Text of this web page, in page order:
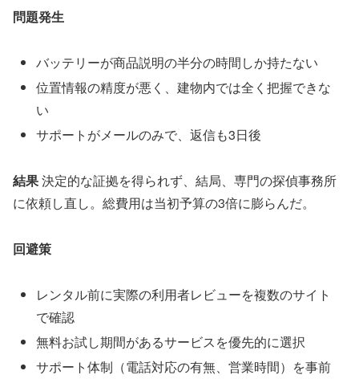
問題発生
バッテリーが商品説明の半分の時間しか持たない
位置情報の精度が悪く、建物内では全く把握できな
い
サポートがメールのみで、返信も3日後
結果決定的な証拠を得られず、結局、専門の探偵事務所
に依頼し直し。総費用は当初予算の3倍に膨らんだ。
回避策
レンタル前に実際の利用者レビューを複数のサイト
で確認
無料お試し期間があるサービスを優先的に選択
サポート体制（電話対応の有無、営業時間）を事前